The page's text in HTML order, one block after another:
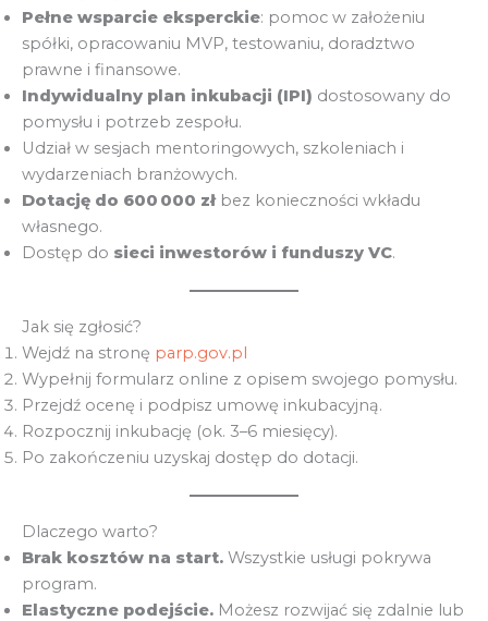
Pełne wsparcie eksperckie: pomoc w założeniu
spółki, opracowaniu MVP, testowaniu, doradztwo
prawne i finansowe.
Indywidualny plan inkubacji (IPI) dostosowany do
pomysłu i potrzeb zespołu.
Udział w sesjach mentoringowych, szkoleniach i
wydarzeniach branżowych.
Dotację do 600 000 złbez konieczności wkładu
własnego.
Dostęp do sieci inwestorów i funduszy VC.
Jak się zgłosić?
Wejdź na stronę parp.gov.pl
Wypełnij formularz online z opisem swojego pomysłu.
Przejdź ocenę i podpisz umowę inkubacyjną.
Rozpocznij inkubację (ok. 3–6 miesięcy).
Po zakończeniu uzyskaj dostęp do dotacji.
Dlaczego warto?
Brak kosztów na start. Wszystkie usługi pokrywa
program.
Elastyczne podejście. Możesz rozwijać się zdalnie lub